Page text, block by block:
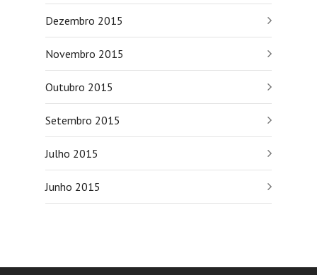
Dezembro 2015
Novembro 2015
Outubro 2015
Setembro 2015
Julho 2015
Junho 2015